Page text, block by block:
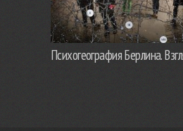
Психогеография Берлина.